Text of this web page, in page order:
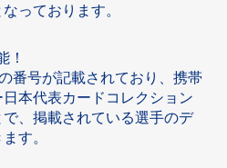
っております。
！
番号が記載されており、携帯
本代表カードコレクション
、掲載されている選手のデ
す。